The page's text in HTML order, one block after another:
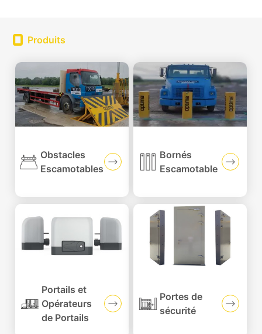
Produits
Obstacles
Escamotables
Bornés
Escamotable
Portails et
Opérateurs
de Portails
Portes de
sécurité